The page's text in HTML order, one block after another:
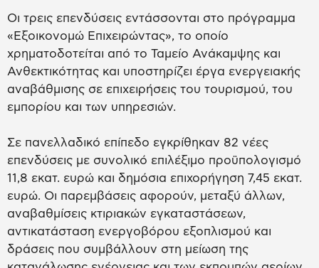
Οι τρεις επενδύσεις εντάσσονται στο πρόγραμμα
«Εξοικονομώ Επιχειρώντας», το οποίο
χρηματοδοτείται από το Ταμείο Ανάκαμψης και
Ανθεκτικότητας και υποστηρίζει έργα ενεργειακής
αναβάθμισης σε επιχειρήσεις του τουρισμού, του
εμπορίου και των υπηρεσιών.
Σε πανελλαδικό επίπεδο εγκρίθηκαν 82 νέες
επενδύσεις με συνολικό επιλέξιμο προϋπολογισμό
11,8 εκατ. ευρώ και δημόσια επιχορήγηση 7,45 εκατ.
ευρώ. Οι παρεμβάσεις αφορούν, μεταξύ άλλων,
αναβαθμίσεις κτιριακών εγκαταστάσεων,
αντικατάσταση ενεργοβόρου εξοπλισμού και
δράσεις που συμβάλλουν στη μείωση της